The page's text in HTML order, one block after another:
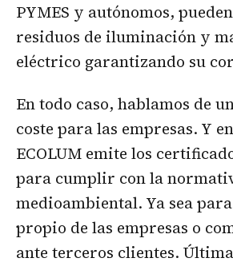
PYMES y autónomos,
residuos de iluminación y
eléctrico garantizando su
En todo caso, hablamos de
coste para las empresas. Y
ECOLUM emite los
para cumplir con la
medioambiental. Ya sea
propio de las empresas o
ante terceros clientes.